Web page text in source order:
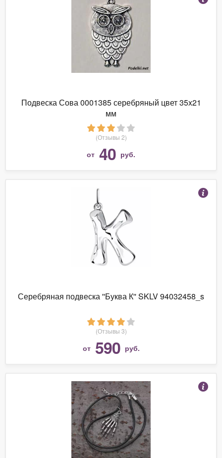
Подвеска Сова 0001385 серебряный цвет 35x21
мм
(Отзывы 2)
от 40 руб.
Серебряная подвеска ''Буква К'' SKLV 94032458_s
(Отзывы 3)
от 590 руб.